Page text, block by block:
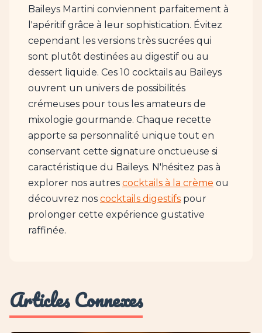
Baileys Martini conviennent parfaitement à
l'apéritif grâce à leur sophistication. Évitez
cependant les versions très sucrées qui
sont plutôt destinées au digestif ou au
dessert liquide. Ces 10 cocktails au Baileys
ouvrent un univers de possibilités
crémeuses pour tous les amateurs de
mixologie gourmande. Chaque recette
apporte sa personnalité unique tout en
conservant cette signature onctueuse si
caractéristique du Baileys. N'hésitez pas à
explorer nos autres cocktails à la crème ou
découvrez nos cocktails digestifs pour
prolonger cette expérience gustative
raffinée.
Articles Connexes